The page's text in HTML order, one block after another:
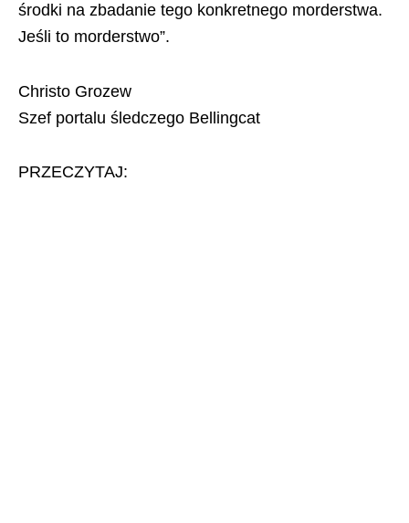
środki na zbadanie tego konkretnego morderstwa.
Jeśli to morderstwo”.
Christo Grozew
Szef portalu śledczego Bellingcat
PRZECZYTAJ: